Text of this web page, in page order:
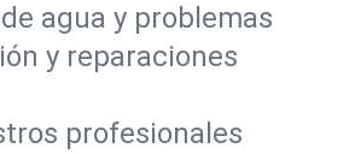
agua y problemas
y reparaciones
profesionales